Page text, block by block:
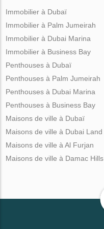
Immobilier à Dubaï
Immobilier à Palm Jumeirah
Immobilier à Dubai Marina
Immobilier à Business Bay
Penthouses à Dubaï
Penthouses à Palm Jumeirah
Penthouses à Dubai Marina
Penthouses à Business Bay
Maisons de ville à Dubaï
Maisons de ville à Dubai Land
Maisons de ville à Al Furjan
Maisons de ville à Damac Hills